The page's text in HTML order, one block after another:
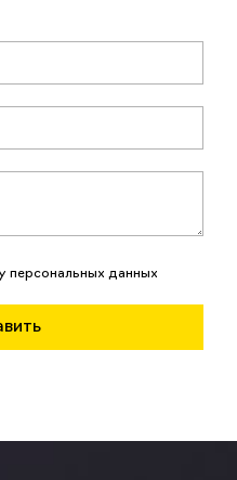
персональных данных